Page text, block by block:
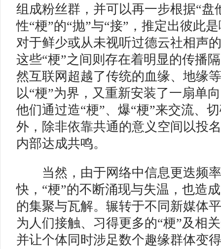
组成粉丝群，并可以再一步根据“盘
性“梗”的“抛”与“接”，推定出彼此
对于鲜少或从未视听过德云社相声
这些“梗”之间则存在着明显的传播
然互联网超越了传统的血缘、地缘
以“梗”为界，又重新安装了一扇单
他们通过造“梗”、爆“梗”来交流、
外，除非依靠共通的意义空间以投
内部达成共鸣。
当然，由于网络中信息更迭频率
快，“梗”的不断涌现与失温，也造
的集聚与瓦解。辗转于不同新媒体
为人们接触、习得更多的“梗”及相
并让个体同时涉足数个趣缘群体变